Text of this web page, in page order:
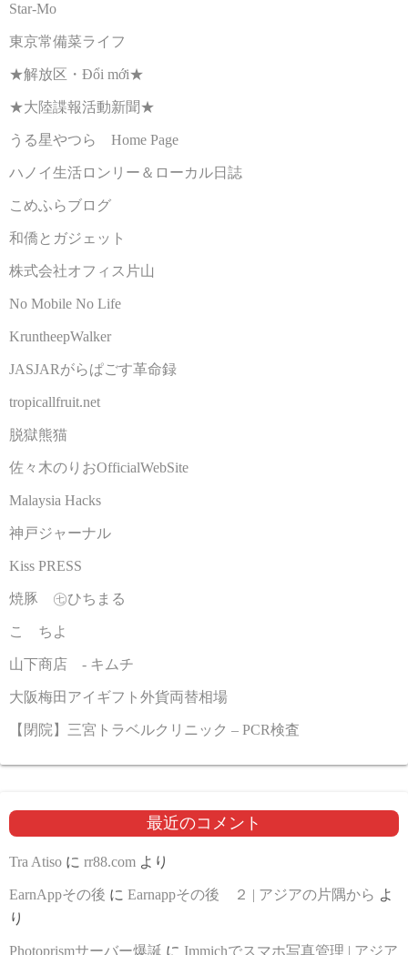
Star-Mo
東京常備菜ライフ
★解放区・Đổi mới★
★大陸諜報活動新聞★
うる星やつら Home Page
ハノイ生活ロンリー＆ローカル日誌
こめふらブログ
和僑とガジェット
株式会社オフィス片山
No Mobile No Life
KruntheepWalker
JASJARがらぱごす革命録
tropicallfruit.net
脱獄熊猫
佐々木のりおOfficialWebSite
Malaysia Hacks
神戸ジャーナル
Kiss PRESS
焼豚 ㊆ひちまる
こゝちよ
山下商店 - キムチ
大阪梅田アイギフト外貨両替相場
【閉院】三宮トラベルクリニック – PCR検査
最近のコメント
Tra Atiso に rr88.com より
EarnAppその後 に Earnappその後 ２ | アジアの片隅から よ
り
Photoprismサーバー爆誕 に Immichでスマホ写真管理 | アジア